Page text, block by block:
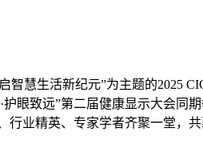
慧生活新纪元”为主题的2025
眼致远”第二届健康显示大会同
业精英、专家学者齐聚一堂，共